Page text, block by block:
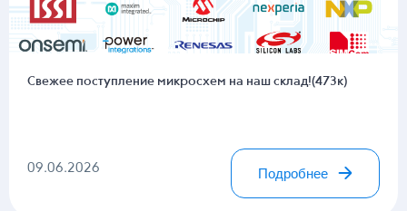
Свежее поступление микросхем на наш склад!(473к)
09.06.2026 Подробнее